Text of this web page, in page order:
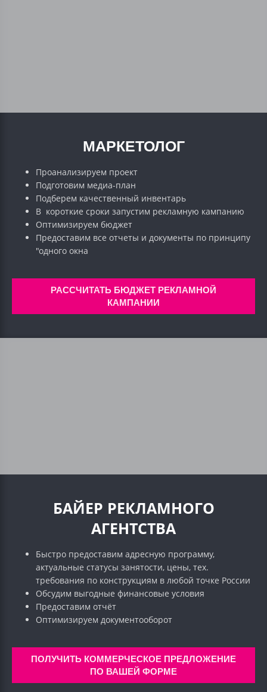
МАРКЕТОЛОГ
Проанализируем проект
Подготовим медиа-план
Подберем качественный инвентарь
В короткие сроки запустим рекламную кампанию
Оптимизируем бюджет
Предоставим все отчеты и документы по принципу
"одного окна
РАССЧИТАТЬ БЮДЖЕТ РЕКЛАМНОЙ
КАМПАНИИ
БАЙЕР РЕКЛАМНОГО
АГЕНТСТВА
Быстро предоставим адресную программу,
актуальные статусы занятости, цены, тех.
требования по конструкциям в любой точке России
Обсудим выгодные финансовые условия
Предоставим отчёт
Оптимизируем документооборот
ПОЛУЧИТЬ КОММЕРЧЕСКОЕ ПРЕДЛОЖЕНИЕ
ПО ВАШЕЙ ФОРМЕ